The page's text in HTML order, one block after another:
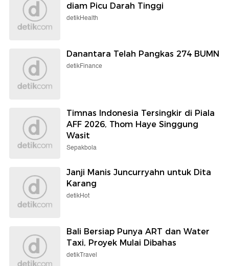
diam Picu Darah Tinggi
detikHealth
Danantara Telah Pangkas 274 BUMN
detikFinance
Timnas Indonesia Tersingkir di Piala
AFF 2026, Thom Haye Singgung
Wasit
Sepakbola
Janji Manis Juncurryahn untuk Dita
Karang
detikHot
Bali Bersiap Punya ART dan Water
Taxi, Proyek Mulai Dibahas
detikTravel